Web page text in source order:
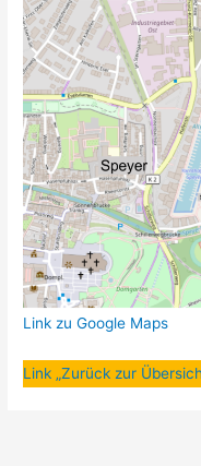
Link zu Google Maps
Link „Zurück zur